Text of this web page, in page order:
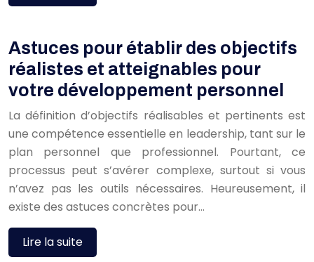
Astuces pour établir des objectifs
réalistes et atteignables pour
votre développement personnel
La définition d’objectifs réalisables et pertinents est
une compétence essentielle en leadership, tant sur le
plan personnel que professionnel. Pourtant, ce
processus peut s’avérer complexe, surtout si vous
n’avez pas les outils nécessaires. Heureusement, il
existe des astuces concrètes pour…
Lire la suite